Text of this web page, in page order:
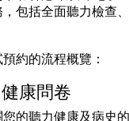
包括全面聽力檢查
約的流程概覽：
康問卷
的聽力健康及病史